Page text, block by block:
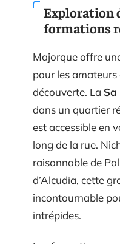
Exploration
formations
Majorque offre
pour les amateurs
découverte. La
dans un quartier
est accessible en
long de la rue.
raisonnable de
d’Alcudia, cette
incontournable
intrépides.